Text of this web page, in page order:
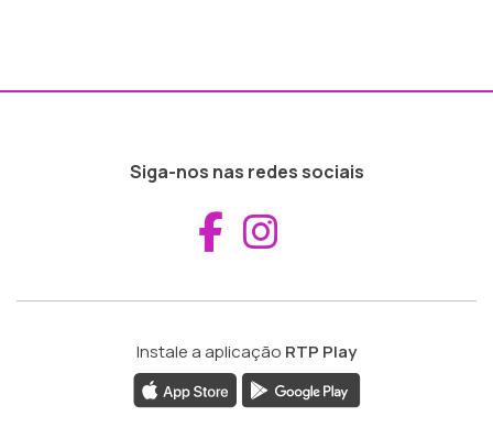
Siga-nos nas redes sociais
Aceder ao
Instale a aplicação RTP Play